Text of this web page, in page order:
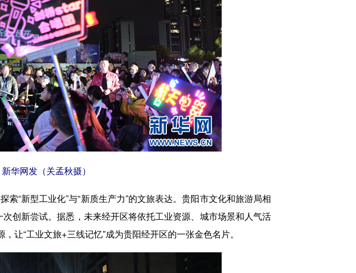
华网发（关孟秋摄）
“新型工业化”与“新质生产力”的文旅表达。贵阳市文化和旅游局相
次创新尝试。据悉，未来经开区将依托工业资源、城市场景和人气活
让“工业文旅+三线记忆”成为贵阳经开区的一张金色名片。